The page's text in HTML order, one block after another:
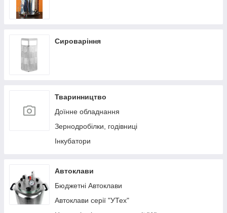
Сироваріння
Тваринництво
Доїнне обладнання
Зернодробілки, годівниці
Інкубатори
Автоклави
Бюджетні Автоклави
Автоклави серії "УТех"